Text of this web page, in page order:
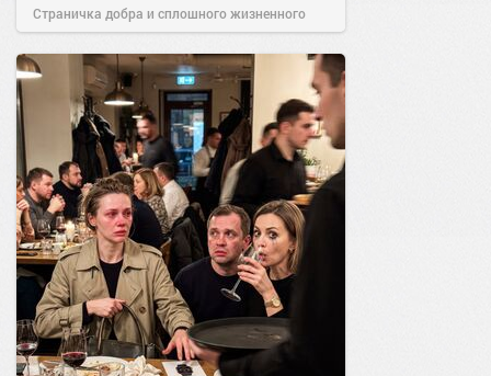
Страничка добра и сплошного жизненного
позитива!00:29Вчера